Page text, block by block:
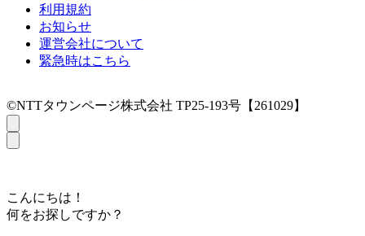
利用規約
お知らせ
運営会社について
緊急時はこちら
©NTTタウンページ株式会社 TP25-193号【261029】
こんにちは！
何をお探しですか？